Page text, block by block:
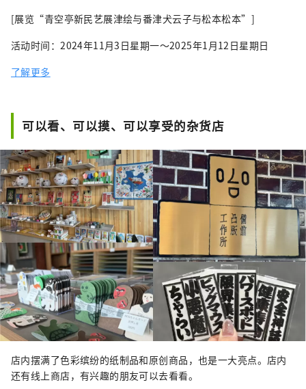
[展览“青空亭新民艺展津绘与番津犬云子与松本松本”]
活动时间：2024年11月3日星期一～2025年1月12日星期日
了解更多
可以看、可以摸、可以享受的杂货店
店内摆满了色彩缤纷的纸制品和原创商品，也是一大亮点。店内
还有线上商店，有兴趣的朋友可以去看看。